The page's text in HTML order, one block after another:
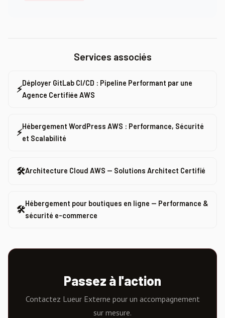
Services associés
⚡
Déployer GitLab CI/CD : Pipeline Performant par une
Agence Certifiée AWS
⚡
Hébergement WordPress AWS : Performance, Sécurité
et Scalabilité
🛠Architecture Cloud AWS — Solutions Architect Certifié
🛠
Hébergement pour boutiques en ligne — Performance &
sécurité e-commerce
Passez à l'action
Contactez Lueur Externe pour un accompagnement
sur mesure.